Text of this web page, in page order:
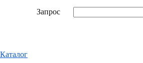
Запрос
Каталог